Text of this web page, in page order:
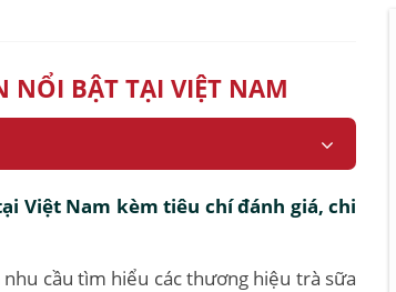
NỔI BẬT TẠI VIỆT NAM
Việt Nam kèm tiêu chí đánh giá, chi
cầu tìm hiểu các thương hiệu trà sữa